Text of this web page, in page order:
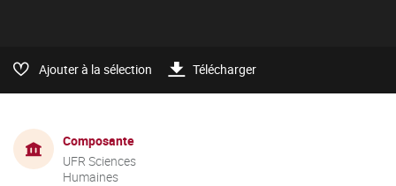
Ajouter à la sélection Télécharger
Composante
UFR Sciences
Humaines